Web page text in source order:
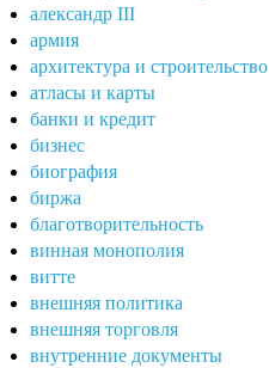
александр III
армия
архитектура и строительство
атласы и карты
банки и кредит
бизнес
биография
биржа
благотворительность
винная монополия
витте
внешняя политика
внешняя торговля
внутренние документы